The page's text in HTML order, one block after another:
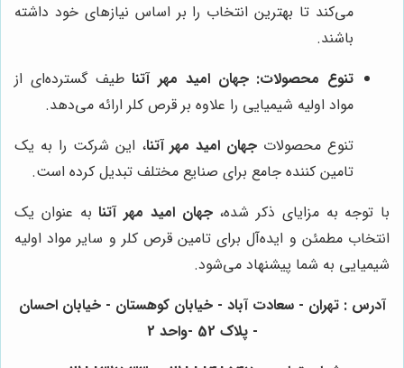
می‌کند تا بهترین انتخاب را بر اساس نیازهای خود داشته
باشند.
تنوع محصولات: جهان امید مهر آتناطیف گسترده‌ای از
مواد اولیه شیمیایی را علاوه بر قرص کلر ارائه می‌دهد.
تنوع محصولات جهان امید مهر آتنا، این شرکت را به یک
تامین کننده جامع برای صنایع مختلف تبدیل کرده است.
با توجه به مزایای ذکر شده،جهان امید مهر آتنابه عنوان یک
انتخاب مطمئن و ایده‌آل برای تامین قرص کلر و سایر مواد اولیه
شیمیایی به شما پیشنهاد می‌شود.
آدرس : تهران - سعادت آباد - خیابان کوهستان - خیابان احسان
- پلاک 52 -واحد 2